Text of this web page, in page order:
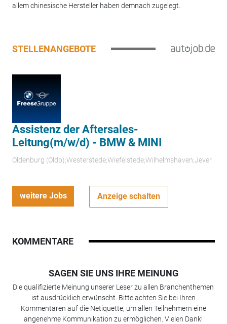
allem chinesische Hersteller haben demnach zugelegt.
STELLENANGEBOTE
Assistenz der Aftersales-
Leitung(m/w/d) - BMW & MINI
Oldenburg (Oldb);Westerstede;Wiefelstede;Wilhelmshaven;Jever
weitere Jobs Anzeige schalten
KOMMENTARE
SAGEN SIE UNS IHRE MEINUNG
Die qualifizierte Meinung unserer Leser zu allen Branchenthemen
ist ausdrücklich erwünscht. Bitte achten Sie bei Ihren
Kommentaren auf die Netiquette, um allen Teilnehmern eine
angenehme Kommunikation zu ermöglichen. Vielen Dank!